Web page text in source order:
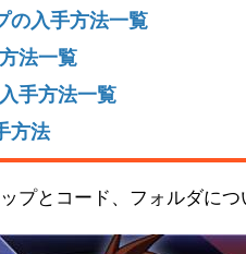
の入手方法一覧
法一覧
手方法一覧
方法
プとコード、フォルダに